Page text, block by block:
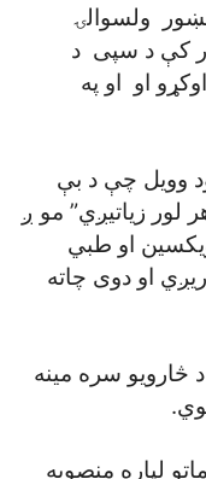
ولسوالۍ
کې د سپی د
او او په
وويل چې د بې
لور زياتيږي” مو ږ
۳۰۰ سپو ته ويکسين او طبي
او دوی چاته
څارويو سره مينه
لپاره منصوبه